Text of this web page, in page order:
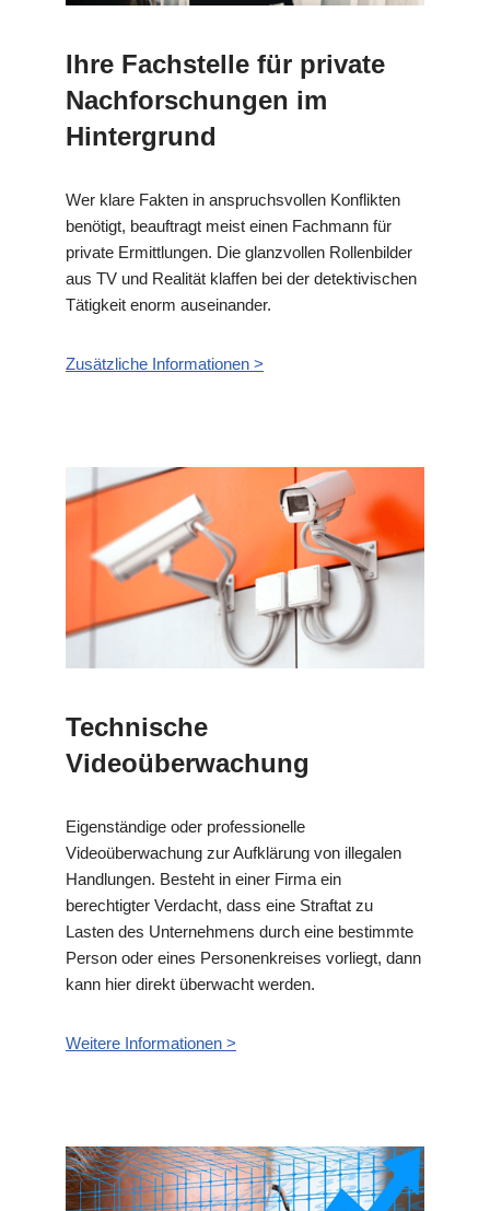
Ihre Fachstelle für private
Nachforschungen im
Hintergrund
Wer klare Fakten in anspruchsvollen Konflikten
benötigt, beauftragt meist einen Fachmann für
private Ermittlungen. Die glanzvollen Rollenbilder
aus TV und Realität klaffen bei der detektivischen
Tätigkeit enorm auseinander.
Zusätzliche Informationen >
Technische
Videoüberwachung
Eigenständige oder professionelle
Videoüberwachung zur Aufklärung von illegalen
Handlungen. Besteht in einer Firma ein
berechtigter Verdacht, dass eine Straftat zu
Lasten des Unternehmens durch eine bestimmte
Person oder eines Personenkreises vorliegt, dann
kann hier direkt überwacht werden.
Weitere Informationen >